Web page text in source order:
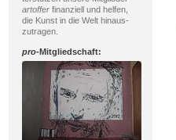
artofferfinanziell und helfen,
die Kunst in die Welt hinaus-
zutragen.
pro-Mitgliedschaft: